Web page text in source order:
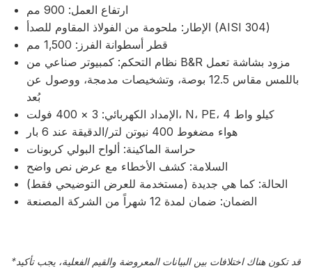
ارتفاع العمل: 900 مم
الإطار: ملحومة من الفولاذ المقاوم للصدأ (AISI 304)
قطر أسطوانة الفرز: 1,500 مم
نظام التحكم: كمبيوتر صناعي من B&R مزود بشاشة تعمل
باللمس مقاس 12.5 بوصة، وتشخيصات مدمجة، ووصول عن
بُعد
الإمداد الكهربائي: 3 × 400 فولت، N، PE، 4 كيلو واط
هواء مضغوط 400 نيوتن لتر/الدقيقة عند 6 بار
حراسة الماكينة: ألواح البولي كربونات
السلامة: كشف الأخطاء مع عرض نص واضح
الحالة: كما هي جديدة (مستخدمة للعرض التوضيحي فقط)
الضمان: ضمان لمدة 12 شهراً من الشركة المصنعة
*قد تكون هناك اختلافات بين البيانات المعروضة والقيم الفعلية، يجب تأكيد